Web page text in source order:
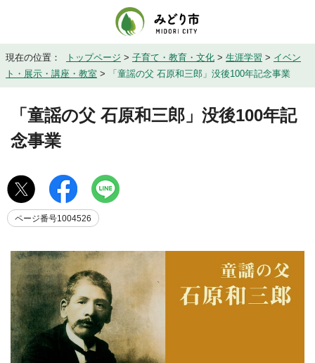
現在の位置： トップページ > 子育て・教育・文化 > 生涯学習 > イベン
ト・展示・講座・教室 > 「童謡の父 石原和三郎」没後100年記念事業
「童謡の父 石原和三郎」没後100年記
念事業
ページ番号1004526